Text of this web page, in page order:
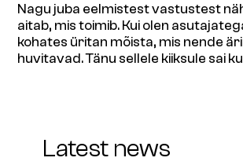
Nagu juba eelmistest vastustest
aitab, mis toimib. Kui olen
kohates üritan mõista, mis nende
huvitavad. Tänu sellele kiiksule sai
Latest news